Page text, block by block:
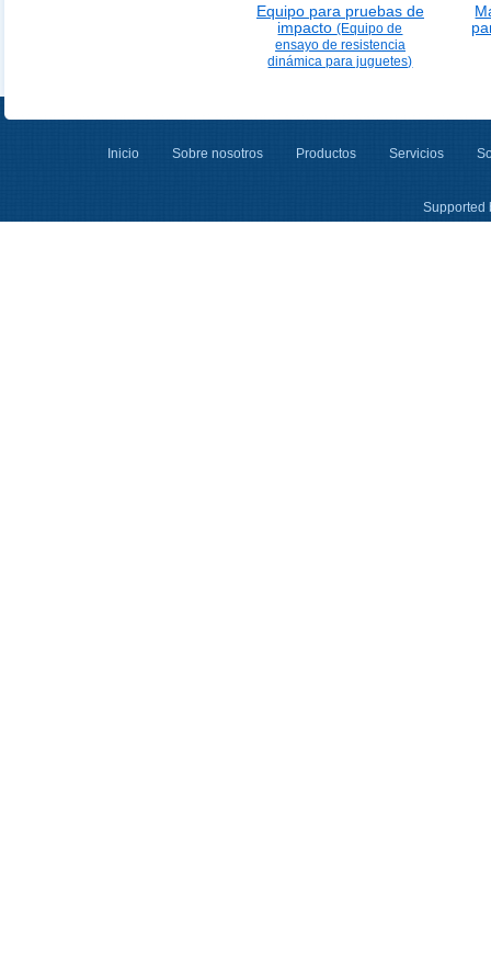
Equipo para pruebas de
impacto(Equipo de
ensayo de resistencia
dinámica para juguetes)
Inicio Sobre nosotros Productos Servicios
Supported